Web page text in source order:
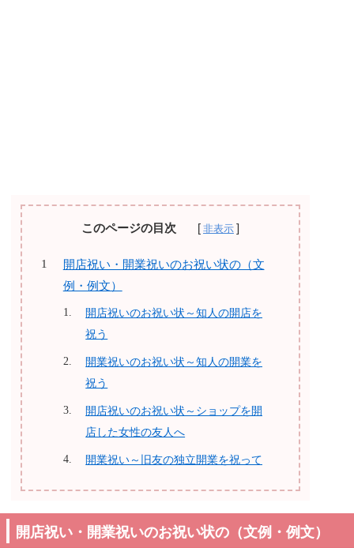
このページの目次
開店祝い・開業祝いのお祝い状の（文
例・例文）
開店祝いのお祝い状～知人の開店を
祝う
開業祝いのお祝い状～知人の開業を
祝う
開店祝いのお祝い状～ショップを開
店した女性の友人へ
開業祝い～旧友の独立開業を祝って
開店祝い・開業祝いのお祝い状の（文例・例文）